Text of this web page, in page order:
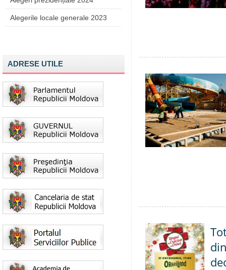
Alegerile locale generale 2023
ADRESE UTILE